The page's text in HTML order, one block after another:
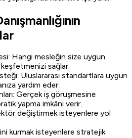
Hangi mesleğin size uygun
sağlar.
Uluslararası standartlara uygun
yardım eder.
Gerçek iş görüşmesine
yapma imkânı verir.
değiştirmek isteyenlere yol
kurmak isteyenlere stratejik